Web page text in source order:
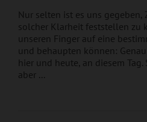
Nur selten ist es uns gegeben,
solcher Klarheit feststellen zu
unseren Finger auf eine
und behaupten können:
hier und heute, an diesem
aber ...